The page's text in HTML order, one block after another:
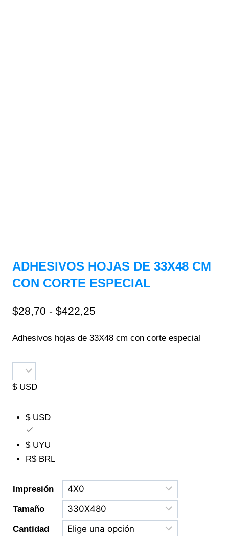
ADHESIVOS HOJAS DE 33X48 CM
CON CORTE ESPECIAL
$28,70 - $422,25
Adhesivos hojas de 33X48 cm con corte especial
$ USD
$ USD
$ UYU
R$ BRL
Impresión
Tamaño
Cantidad